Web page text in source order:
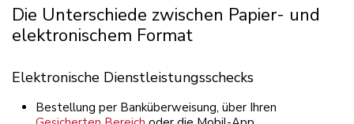
Die Unterschiede zwischen Papier- und
elektronischem Format
Elektronische Dienstleistungsschecks
Bestellung per Banküberweisung, über Ihren